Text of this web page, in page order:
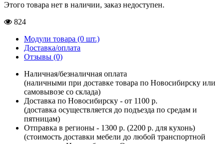
Этого товара нет в наличии, заказ недоступен.
824
Модули товара (0 шт.)
Доставка/оплата
Отзывы (0)
Наличная/безналичная оплата
(наличными при доставке товара по Новосибирску или
самовывозе со склада)
Доставка по Новосибирску - от 1100 р.
(доставка осуществляется до подъезда по средам и
пятницам)
Отправка в регионы - 1300 р. (2200 р. для кухонь)
(стоимость доставки мебели до любой транспортной